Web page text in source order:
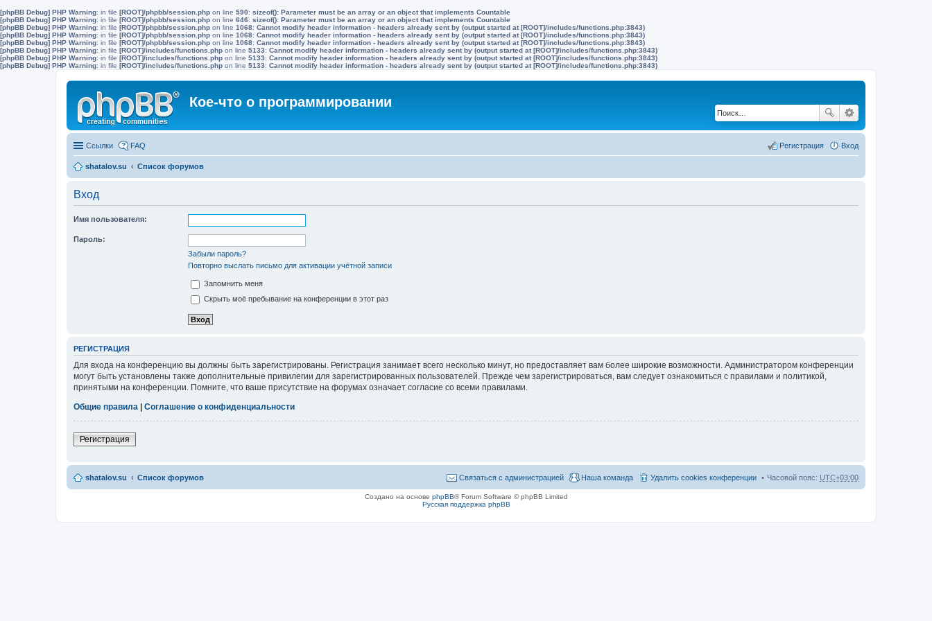
[phpBB Debug] PHP Warning: in file [ROOT]/phpbb/session.php on line 590: sizeof(): Parameter must be an array or an object that implements Countable
[phpBB Debug] PHP Warning: in file [ROOT]/phpbb/session.php on line 646: sizeof(): Parameter must be an array or an object that implements Countable
[phpBB Debug] PHP Warning: in file [ROOT]/phpbb/session.php on line 1068: Cannot modify header information - headers already sent by (output started at [ROOT]/includes/functions.php:3843)
[phpBB Debug] PHP Warning: in file [ROOT]/phpbb/session.php on line 1068: Cannot modify header information - headers already sent by (output started at [ROOT]/includes/functions.php:3843)
[phpBB Debug] PHP Warning: in file [ROOT]/phpbb/session.php on line 1068: Cannot modify header information - headers already sent by (output started at [ROOT]/includes/functions.php:3843)
[phpBB Debug] PHP Warning: in file [ROOT]/includes/functions.php on line 5133: Cannot modify header information - headers already sent by (output started at [ROOT]/includes/functions.php:3843)
[phpBB Debug] PHP Warning: in file [ROOT]/includes/functions.php on line 5133: Cannot modify header information - headers already sent by (output started at [ROOT]/includes/functions.php:3843)
[phpBB Debug] PHP Warning: in file [ROOT]/includes/functions.php on line 5133: Cannot modify header information - headers already sent by (output started at [ROOT]/includes/functions.php:3843)
Кое-что о программировании
Ссылки FAQ Вход
Регистрация
shatalov.su Список форумов
Вход
Имя пользователя:
Пароль:
Забыли пароль?
Повторно выслать письмо для активации учётной записи
Запомнить меня
Скрыть моё пребывание на конференции в этот раз
РЕГИСТРАЦИЯ
Для входа на конференцию вы должны быть зарегистрированы. Регистрация занимает всего несколько минут, но предоставляет вам более широкие возможности. Администратором конференции
могут быть установлены также дополнительные привилегии для зарегистрированных пользователей. Прежде чем зарегистрироваться, вам следует ознакомиться с правилами и политикой,
принятыми на конференции. Помните, что ваше присутствие на форумах означает согласие со всеми правилами.
Общие правила | Соглашение о конфиденциальности
Регистрация
shatalov.su Список форумов Часовой пояс: UTC+03:00
Удалить cookies конференции
Наша команда
Связаться с администрацией
Создано на основе phpBB® Forum Software © phpBB Limited
Русская поддержка phpBB